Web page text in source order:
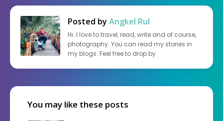
Posted by Angkel Rul
Hi. I love to travel, read, write and of course,
photography. You can read my stories in
my blogs. Feel free to drop by.
You may like these posts